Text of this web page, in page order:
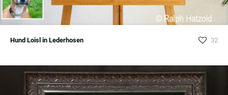
Hund Loisl in Lederhosen 32